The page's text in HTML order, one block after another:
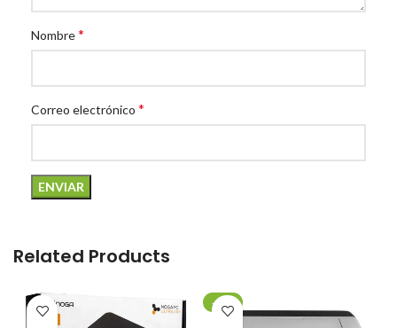
Nombre*
Correo electrónico *
Related Products
-20%